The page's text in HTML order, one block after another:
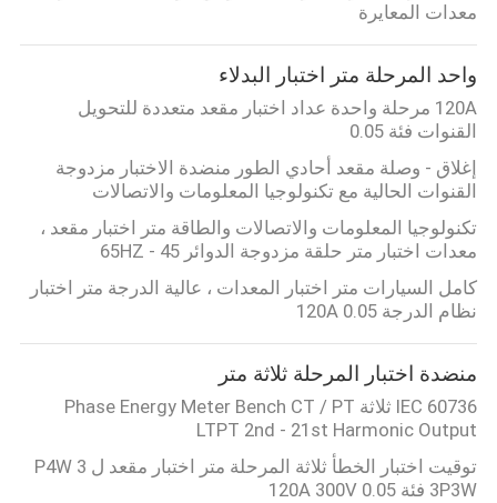
معدات المعايرة
واحد المرحلة متر اختبار البدلاء
120A مرحلة واحدة عداد اختبار مقعد متعددة للتحويل
القنوات فئة 0.05
إغلاق - وصلة مقعد أحادي الطور منضدة الاختبار مزدوجة
القنوات الحالية مع تكنولوجيا المعلومات والاتصالات
تكنولوجيا المعلومات والاتصالات والطاقة متر اختبار مقعد ،
معدات اختبار متر حلقة مزدوجة الدوائر 45 - 65HZ
كامل السيارات متر اختبار المعدات ، عالية الدرجة متر اختبار
نظام الدرجة 0.05 120A
منضدة اختبار المرحلة ثلاثة متر
IEC 60736 ثلاثة Phase Energy Meter Bench CT / PT
LTPT 2nd - 21st Harmonic Output
توقيت اختبار الخطأ ثلاثة المرحلة متر اختبار مقعد ل 3 P4W
3P3W فئة 0.05 120A 300V